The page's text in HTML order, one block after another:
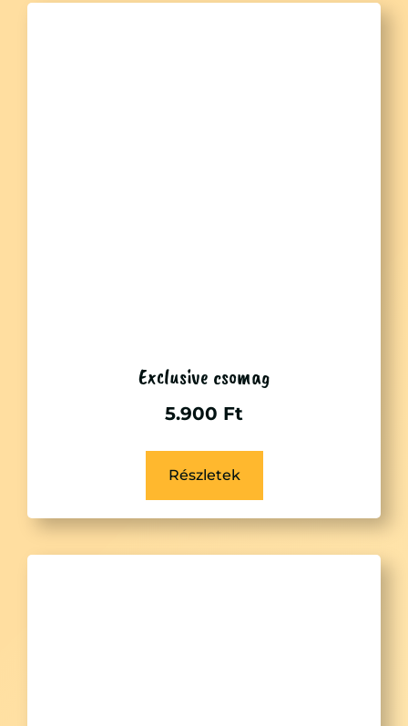
Exclusive csomag
5.900 Ft
Részletek